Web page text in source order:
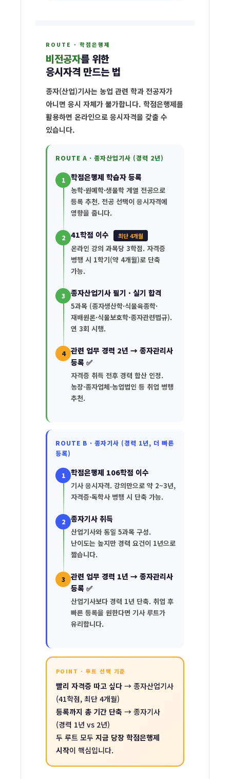
학
점
은
행
제
종
기
자
사
격
ROUTE · 학점은행제
비전공자를 위한
응시자격 만드는 법
종자(산업)기사는 농업 관련 학과 전공자가
아니면 응시 자체가 불가합니다. 학점은행제를
활용하면 온라인으로 응시자격을 갖출 수
있습니다.
ROUTE A · 종자산업기사 (경력 2년)
1 학점은행제 학습자 등록
농학·원예학·생물학 계열 전공으로
등록 추천. 전공 선택이 응시자격에
영향을 줍니다.
2 41학점 이수 최단 4개월
온라인 강의 과목당 3학점. 자격증
병행 시 1학기(약 4개월)로 단축
가능.
3 종자산업기사 필기 · 실기 합격
5과목 (종자생산학·식물육종학·
재배원론·식물보호학·종자관련법규).
연 3회 시행.
4
관련 업무 경력 2년 → 종자관리사
등록 ✅
자격증 취득 전후 경력 합산 인정.
농장·종자업체·농업법인 등 취업 병행
추천.
ROUTE B · 종자기사 (경력 1년, 더 빠른
등록)
1 학점은행제 106학점 이수
기사 응시자격. 강의만으로 약 2~3년,
자격증·독학사 병행 시 단축 가능.
2 종자기사 취득
산업기사와 동일 5과목 구성.
난이도는 높지만 경력 요건이 1년으로
짧습니다.
3
관련 업무 경력 1년 → 종자관리사
등록 ✅
산업기사보다 경력 1년 단축. 취업 후
빠른 등록을 원한다면 기사 루트가
유리합니다.
POINT · 루트 선택 기준
빨리 자격증 따고 싶다→ 종자산업기사
(41학점, 최단 4개월)
등록까지 총 기간 단축 → 종자기사
(경력 1년 vs 2년)
두 루트 모두 지금 당장 학점은행제
시작이 핵심입니다.